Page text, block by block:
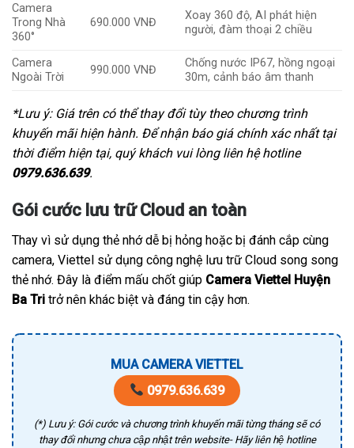
Camera
Trong Nhà
360°
690.000 VNĐ
Xoay 360 độ, AI phát hiện
người, đàm thoại 2 chiều
Camera
Ngoài Trời
990.000 VNĐ
Chống nước IP67, hồng ngoại
30m, cảnh báo âm thanh
*Lưu ý: Giá trên có thể thay đổi tùy theo chương trình
khuyến mãi hiện hành. Để nhận báo giá chính xác nhất tại
thời điểm hiện tại, quý khách vui lòng liên hệ hotline
0979.636.639.
Gói cước lưu trữ Cloud an toàn
Thay vì sử dụng thẻ nhớ dễ bị hỏng hoặc bị đánh cắp cùng
camera, Viettel sử dụng công nghệ lưu trữ Cloud song song
thẻ nhớ. Đây là điểm mấu chốt giúp Camera Viettel Huyện
Ba Tri trở nên khác biệt và đáng tin cậy hơn.
MUA CAMERA VIETTEL
0979.636.639
(*) Lưu ý: Gói cước và chương trình khuyến mãi từng tháng sẽ có
thay đổi nhưng chưa cập nhật trên website- Hãy liên hệ hotline